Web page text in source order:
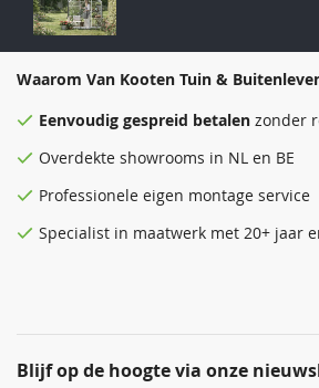
Blijf op de hoogte via onze
Waarom Van Kooten Tuin &
Eenvoudig gespreid betalen zonder
Overdekte showrooms in NL en BE
Professionele eigen montage service
Specialist in maatwerk met 20+ jaar